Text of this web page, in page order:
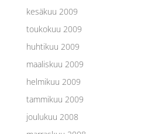
kesäkuu 2009
toukokuu 2009
huhtikuu 2009
maaliskuu 2009
helmikuu 2009
tammikuu 2009
joulukuu 2008